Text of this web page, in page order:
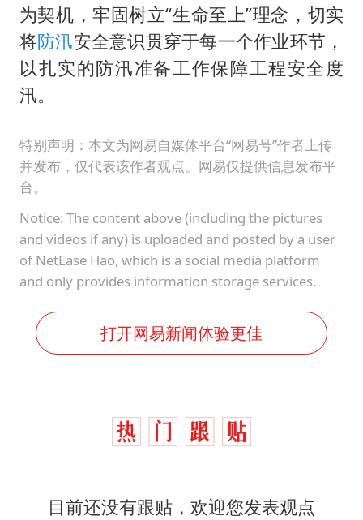
为契机，牢固树立“生命至上”理念，切实
将防汛安全意识贯穿于每一个作业环节，
以扎实的防汛准备工作保障工程安全度
汛。
特别声明：本文为网易自媒体平台“网易号”作者上传
并发布，仅代表该作者观点。网易仅提供信息发布平
台。
Notice: The content above (including the pictures
and videos if any) is uploaded and posted by a user
of NetEase Hao, which is a social media platform
and only provides information storage services.
打开网易新闻体验更佳
目前还没有跟贴，欢迎您发表观点